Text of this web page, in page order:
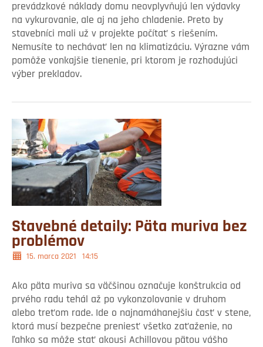
prevádzkové náklady domu neovplyvňujú len výdavky
na vykurovanie, ale aj na jeho chladenie. Preto by
stavebníci mali už v projekte počítať s riešením.
Nemusíte to nechávať len na klimatizáciu. Výrazne vám
pomôže vonkajšie tienenie, pri ktorom je rozhodujúci
výber prekladov.
Stavebné detaily: Päta muriva bez
problémov
15. marca 2021 14:15
Ako päta muriva sa väčšinou označuje konštrukcia od
prvého radu tehál až po vykonzolovanie v druhom
alebo treťom rade. Ide o najnamáhanejšiu časť v stene,
ktorá musí bezpečne preniesť všetko zaťaženie, no
ľahko sa môže stať akousi Achillovou pätou vášho